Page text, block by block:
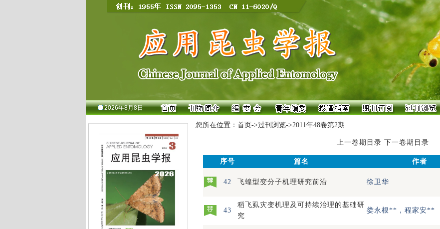
2026年8月8日
您所在位置： 首页->过刊浏览->2011年48卷第2期
上一卷期目录 下一卷期目录
序号 篇名 作者
42 飞蝗型变分子机理研究前沿 徐卫华
43
稻飞虱灾变机理及可持续治理的基础研
究
娄永根**，程家安**